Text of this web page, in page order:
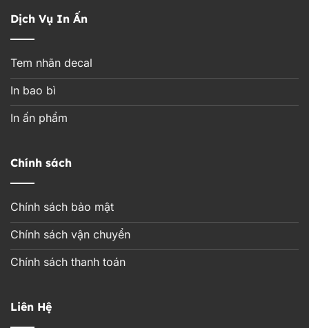
Dịch Vụ In Ấn
Tem nhãn decal
In bao bì
In ấn phẩm
Chính sách
Chính sách bảo mật
Chính sách vận chuyển
Chính sách thanh toán
Liên Hệ